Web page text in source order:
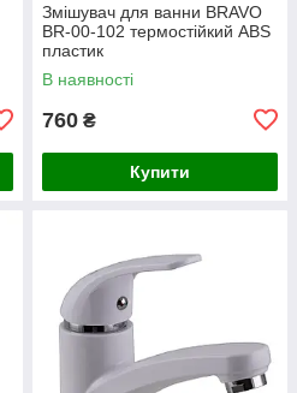
Змішувач для ванни BRAVO
BR-00-102 термостійкий ABS
пластик
В наявності
760 ₴
Купити